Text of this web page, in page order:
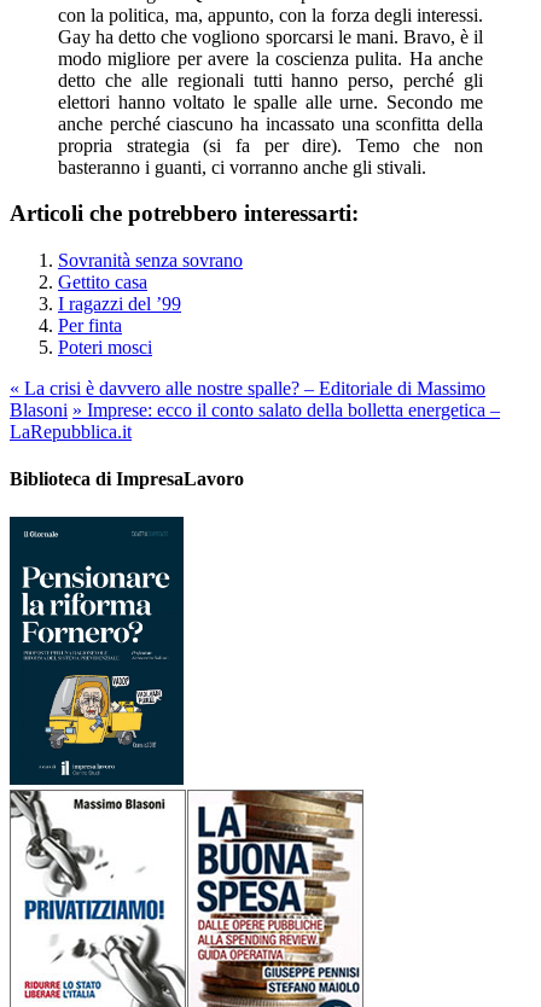
con la politica, ma, appunto, con la forza degli interessi.
Gay ha detto che vogliono sporcarsi le mani. Bravo, è il
modo migliore per avere la coscienza pulita. Ha anche
detto che alle regionali tutti hanno perso, perché gli
elettori hanno voltato le spalle alle urne. Secondo me
anche perché ciascuno ha incassato una sconfitta della
propria strategia (si fa per dire). Temo che non
basteranno i guanti, ci vorranno anche gli stivali.
Articoli che potrebbero interessarti:
Sovranità senza sovrano
Gettito casa
I ragazzi del ’99
Per finta
Poteri mosci
« La crisi è davvero alle nostre spalle? – Editoriale di Massimo
Blasoni » Imprese: ecco il conto salato della bolletta energetica –
LaRepubblica.it
Biblioteca di ImpresaLavoro